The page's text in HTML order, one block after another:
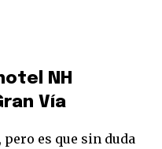
NH
Vía
es que sin duda